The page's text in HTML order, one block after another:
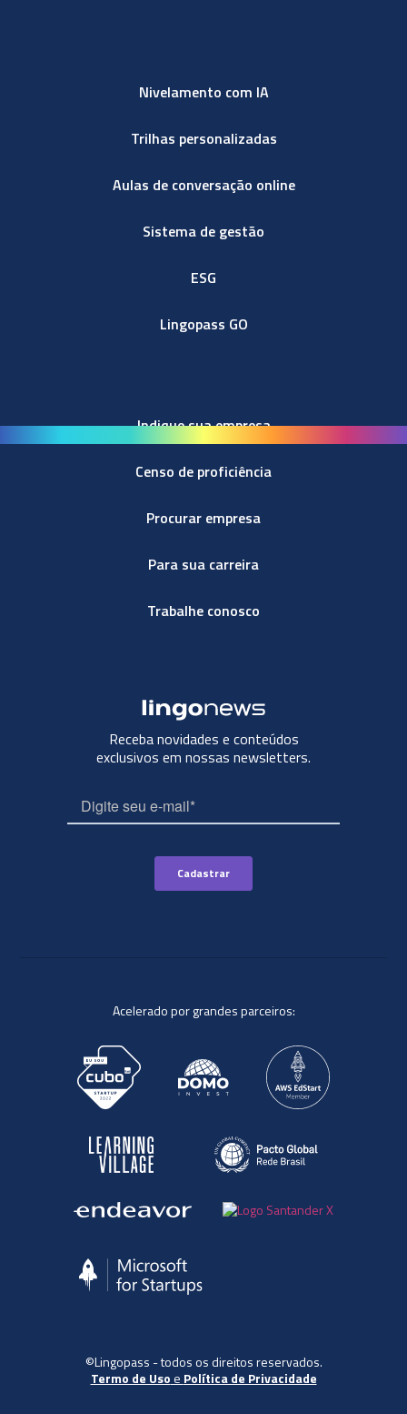
Nivelamento com IA
Trilhas personalizadas
Aulas de conversação online
Sistema de gestão
ESG
Lingopass GO
Indique sua empresa
Censo de proficiência
Procurar empresa
Para sua carreira
Trabalhe conosco
Receba novidades e conteúdos
exclusivos em nossas newsletters.
Acelerado por grandes parceiros:
©Lingopass - todos os direitos reservados.
Termo de Uso e Política de Privacidade